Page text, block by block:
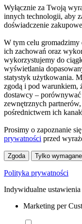
Wyłącznie za Twoją
innych technologii, aby
doświadczenie
W tym celu gromadzimy
ich zachowań oraz
wykorzystujemy do
wyświetlania
statystyk użytkowania.
zgodą i pod warunkiem,
dostawcy –
zewnętrznych
pośrednictwem ich
Prosimy o zapoznanie
prywatności przed
Zgoda Tylko wymagane
Polityka prywatności
Indywidualne
Marketing per